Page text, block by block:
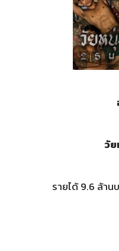
วั
รายได้ 9.6 ล้าน